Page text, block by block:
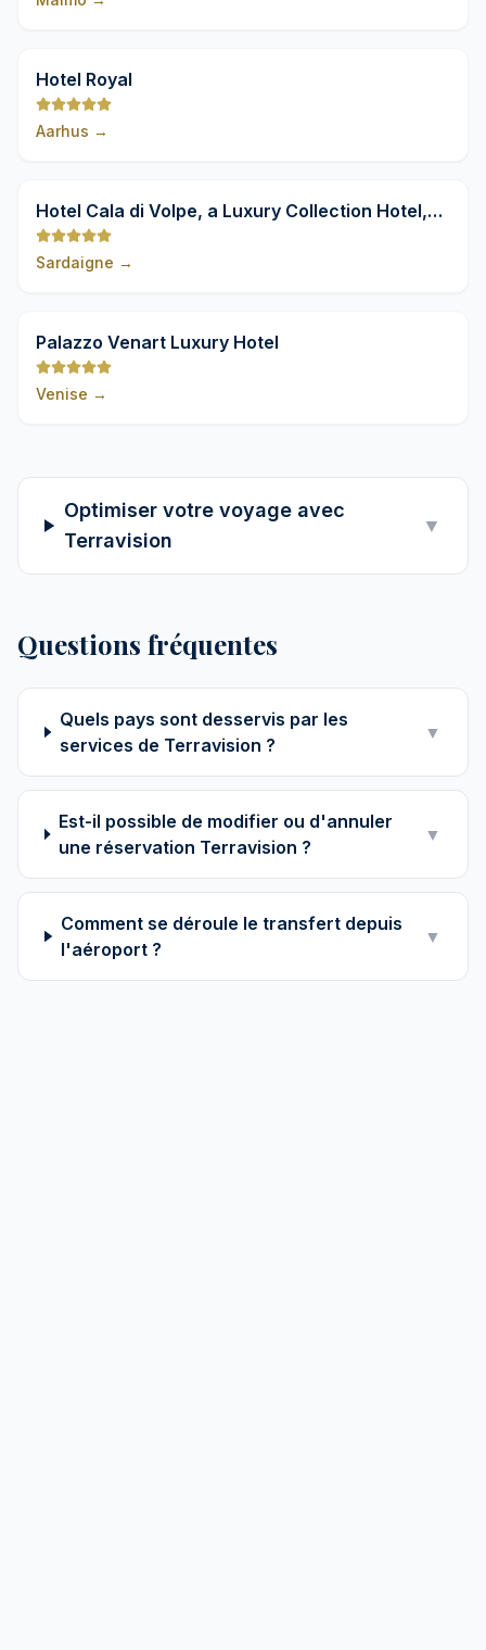
Hotel Royal
Aarhus →
Hotel Cala di Volpe, a Luxury Collection Hotel,
Costa Smeralda
Sardaigne →
Palazzo Venart Luxury Hotel
Venise →
Optimiser votre voyage avec
Terravision
▼
Questions fréquentes
Quels pays sont desservis par les
services de Terravision ?
▼
Est-il possible de modifier ou d'annuler
une réservation Terravision ?
▼
Comment se déroule le transfert depuis
l'aéroport ?
▼